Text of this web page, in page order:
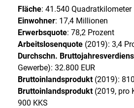
Fläche: 41.540 Quadratkilometer
Einwohner: 17,4 Millionen
Erwerbsquote: 78,2 Prozent
Arbeitslosenquote (2019): 3,4
Durchschn.
Gewerbe): 32.800 EUR
Bruttoinlandsprodukt(2019):
Bruttoinlandsprodukt(2019, pro
900 KKS